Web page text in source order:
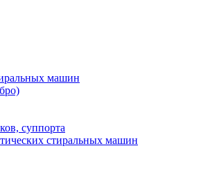
машин
суппорта
стиральных машин